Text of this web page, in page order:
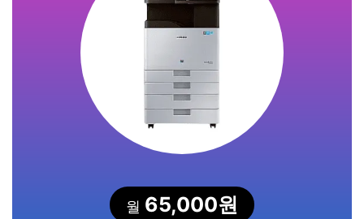
월 65,000원